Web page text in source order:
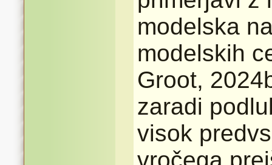
modelska
modelskih
Groot,
zaradi
visok
vročega